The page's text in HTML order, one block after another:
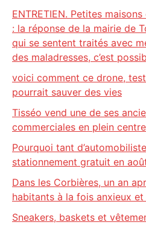
ENTRETIEN. Petites
: la réponse de la mairie de
qui se sentent traités avec
des maladresses, c’est
voici comment ce drone,
pourrait sauver des vies
Tisséo vend une de ses
commerciales en plein
Pourquoi tant
stationnement gratuit en
Dans les Corbières, un an
habitants à la fois anxieux
Sneakers, baskets et